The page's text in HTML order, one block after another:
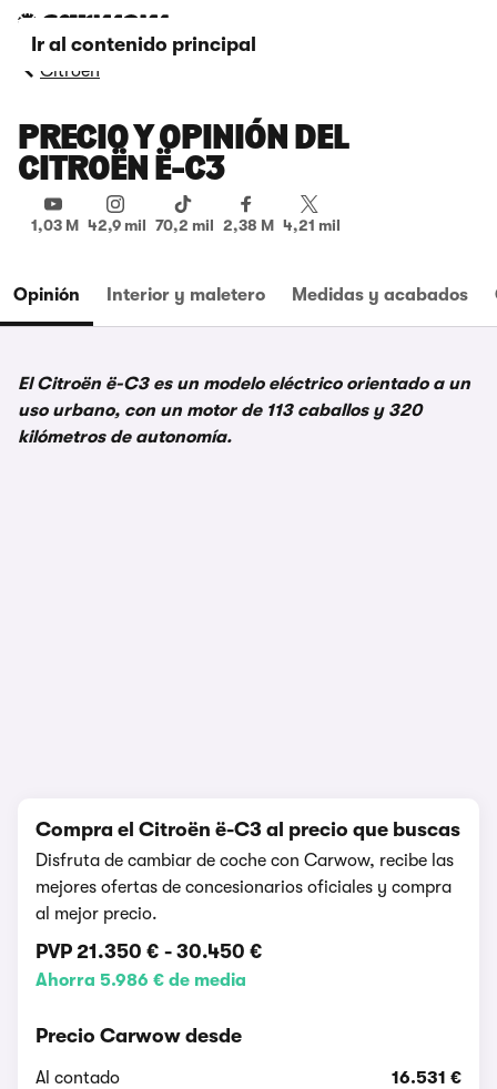
Ir al contenido principal
Citroën
PRECIO Y OPINIÓN DEL
CITROËN Ë-C3
1,03 M 42,9 mil 70,2 mil 2,38 M 4,21 mil
Opinión Interior y maletero Medidas y acabados
El Citroën ë-C3 es un modelo eléctrico orientado a un
uso urbano, con un motor de 113 caballos y 320
kilómetros de autonomía.
Compra el Citroën ë-C3 al precio que buscas
Disfruta de cambiar de coche con Carwow, recibe las
mejores ofertas de concesionarios oficiales y compra
al mejor precio.
PVP 21.350 € - 30.450 €
Ahorra 5.986 € de media
Precio Carwow desde
Al contado 16.531 €